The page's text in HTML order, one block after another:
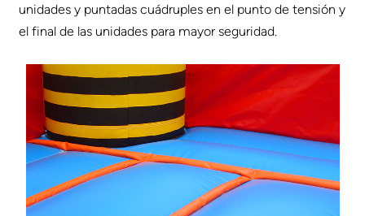
unidades y puntadas cuádruples en el punto de tensión y
el final de las unidades para mayor seguridad.